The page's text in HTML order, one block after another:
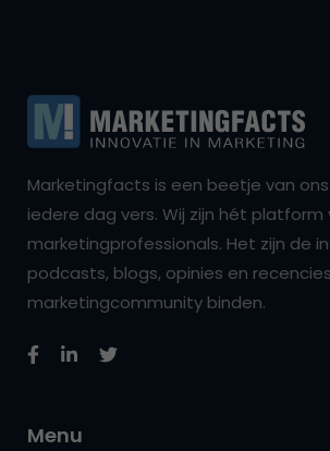
Marketingfacts is een beetje van
iedere dag vers. Wij zijn hét platform
marketingprofessionals. Het zijn de
podcasts, blogs, opinies en
marketingcommunity binden.
Menu